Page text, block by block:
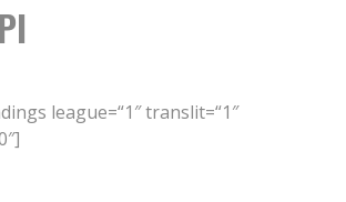
league=“1″ translit=“1″